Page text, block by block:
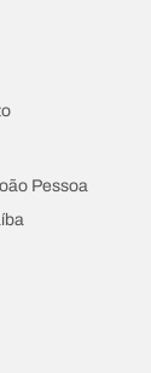
Pessoa